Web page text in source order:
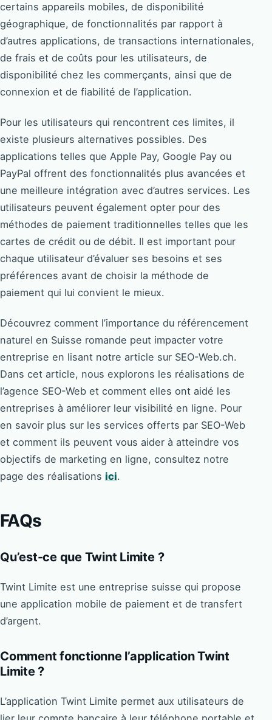
certains appareils mobiles, de disponibilité
géographique, de fonctionnalités par rapport à
d’autres applications, de transactions internationales,
de frais et de coûts pour les utilisateurs, de
disponibilité chez les commerçants, ainsi que de
connexion et de fiabilité de l’application.
Pour les utilisateurs qui rencontrent ces limites, il
existe plusieurs alternatives possibles. Des
applications telles que Apple Pay, Google Pay ou
PayPal offrent des fonctionnalités plus avancées et
une meilleure intégration avec d’autres services. Les
utilisateurs peuvent également opter pour des
méthodes de paiement traditionnelles telles que les
cartes de crédit ou de débit. Il est important pour
chaque utilisateur d’évaluer ses besoins et ses
préférences avant de choisir la méthode de
paiement qui lui convient le mieux.
Découvrez comment l’importance du référencement
naturel en Suisse romande peut impacter votre
entreprise en lisant notre article sur SEO-Web.ch.
Dans cet article, nous explorons les réalisations de
l’agence SEO-Web et comment elles ont aidé les
entreprises à améliorer leur visibilité en ligne. Pour
en savoir plus sur les services offerts par SEO-Web
et comment ils peuvent vous aider à atteindre vos
objectifs de marketing en ligne, consultez notre
page des réalisations ici.
FAQs
Qu’est-ce que Twint Limite ?
Twint Limite est une entreprise suisse qui propose
une application mobile de paiement et de transfert
d’argent.
Comment fonctionne l’application Twint
Limite ?
L’application Twint Limite permet aux utilisateurs de